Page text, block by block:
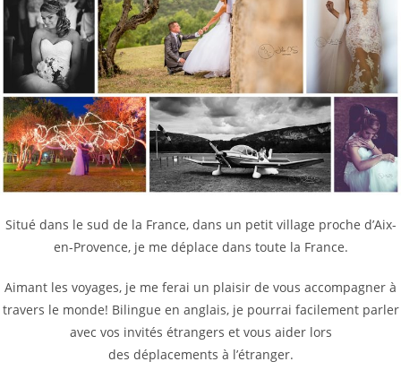
Situé dans le sud de la France, dans un petit village proche d’Aix-
en-Provence, je me déplace dans toute la France.
Aimant les voyages, je me ferai un plaisir de vous accompagner à
travers le monde! Bilingue en anglais, je pourrai facilement parler
avec vos invités étrangers et vous aider lors
des déplacements à l’étranger.